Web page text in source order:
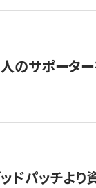
のサポータ
ッドパッチよ